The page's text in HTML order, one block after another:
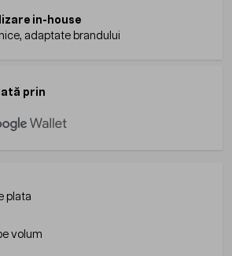
in-house
adaptate brandului
prin
plata
volum